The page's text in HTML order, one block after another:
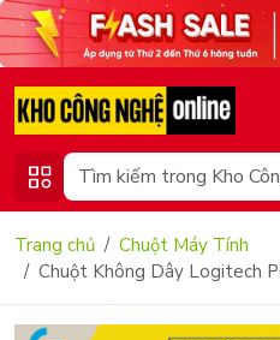
Trang chủ
Chuột Máy Tính
Chuột Không Dây Logitech